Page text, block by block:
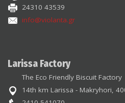
24310 43539
info@violanta.gr
Larissa Factory
The Eco Friendly Biscuit Factory
14th km Larissa - Makryhori,